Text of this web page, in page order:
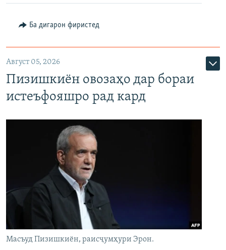
Ба дигарон фиристед
Август 05, 2026
Пизишкиён овозаҳо дар бораи
истеъфояшро рад кард
Масъуд Пизишкиён, раисҷумҳури Эрон.